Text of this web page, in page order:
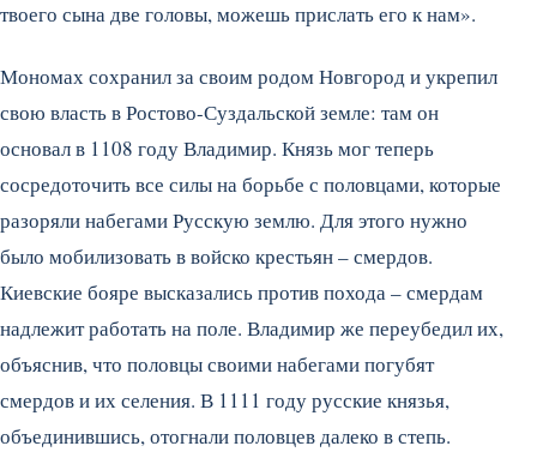
твоего сына две головы, можешь прислать его к нам».
Мономах сохранил за своим родом Новгород и укрепил
свою власть в Ростово-Суздальской земле: там он
основал в 1108 году Владимир. Князь мог теперь
сосредоточить все силы на борьбе с половцами, которые
разоряли набегами Русскую землю. Для этого нужно
было мобилизовать в войско крестьян – смердов.
Киевские бояре высказались против похода – смердам
надлежит работать на поле. Владимир же переубедил их,
объяснив, что половцы своими набегами погубят
смердов и их селения. В 1111 году русские князья,
объединившись, отогнали половцев далеко в степь.